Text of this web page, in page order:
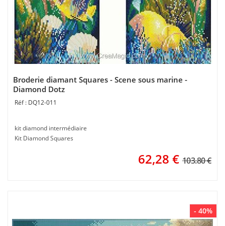
Broderie diamant Squares - Scene sous marine -
Diamond Dotz
DQ12-011
kit diamond intermédiaire
Kit Diamond Squares
62,28 € 103.80 €
- 40%